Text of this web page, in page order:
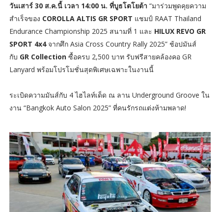
วันเสาร์ 30 ส.ค.นี้ เวลา 14:00 น. ที่บูธโตโยต้า “มาร่วมพูดคุยความ
สำเร็จของ COROLLA ALTIS GR SPORT แชมป์ RAAT Thailand
Endurance Championship 2025 สนามที่ 1 และ HILUX REVO GR
SPORT 4x4จากศึก Asia Cross Country Rally 2025” ช้อปมันส์
กับ GR Collectionซื้อครบ 2,500 บาท รับฟรีสายคล้องคอ GR
Lanyard พร้อมโปรโมชั่นสุดพิเศษเฉพาะในงานนี้
ระเบิดความมันส์กับ 4 ไฮไลท์เด็ด ณ ลาน Underground Groove ใน
งาน “Bangkok Auto Salon 2025” ที่คนรักรถแต่งห้ามพลาด!